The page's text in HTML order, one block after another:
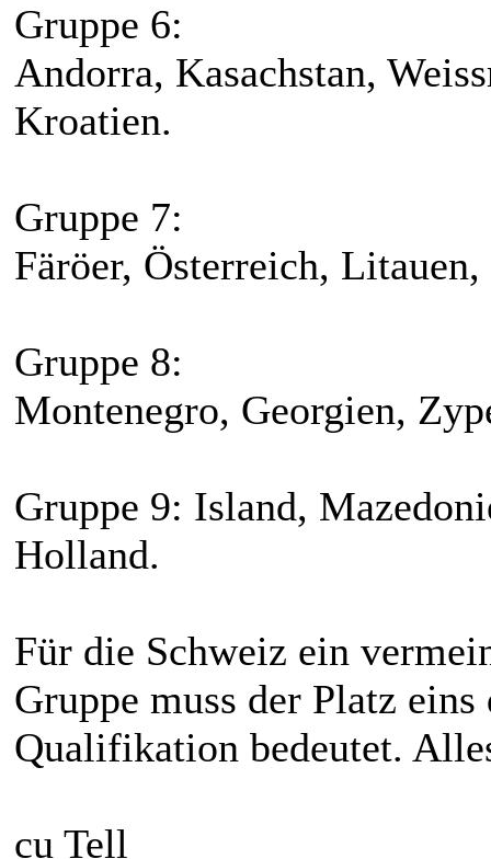
Gruppe 6:
Andorra, Kasachstan,
Kroatien.
Gruppe 7:
Färöer, Österreich,
Gruppe 8:
Montenegro, Georgien,
Gruppe 9: Island,
Holland.
Für die Schweiz ein
Gruppe muss der Platz
Qualifikation bedeutet.
cu Tell